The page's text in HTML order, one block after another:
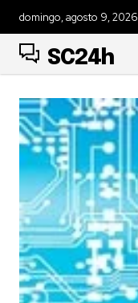
domingo, agosto 9, 2026
SC24h